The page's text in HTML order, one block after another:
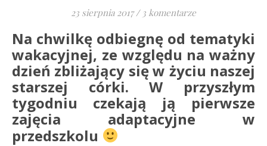
23 sierpnia 2017 / 3 komentarze
Na chwilkę odbiegnę od tematyki
wakacyjnej, ze względu na ważny
dzień zbliżający się w życiu naszej
starszej córki. W przyszłym
tygodniu czekają ją pierwsze
zajęcia adaptacyjne w
przedszkolu